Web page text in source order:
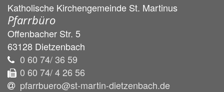
Katholische Kirchengemeinde St. Martinus
Pfarrbüro
Offenbacher Str. 5
63128 Dietzenbach
0 60 74/ 36 59
0 60 74/ 4 26 56
pfarrbuero@st-martin-dietzenbach.de